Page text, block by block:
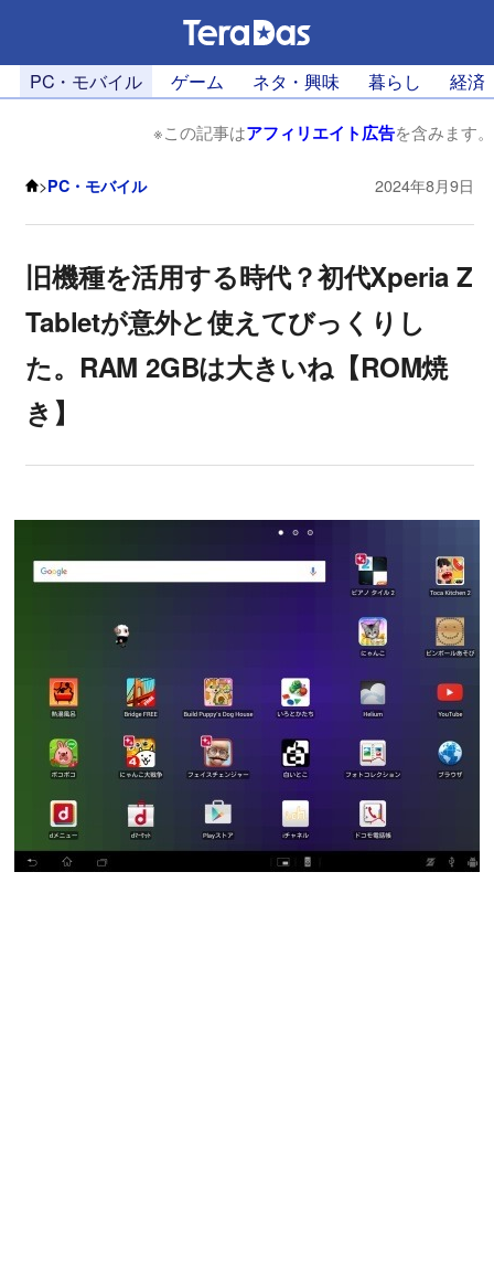
PC・モバイル ゲーム ネタ・興味 暮らし 経済
※この記事はアフィリエイト広告を含みます。
>PC・モバイル 2024年8月9日
旧機種を活用する時代？初代Xperia Z
Tabletが意外と使えてびっくりし
た。RAM 2GBは大きいね【ROM焼
き】